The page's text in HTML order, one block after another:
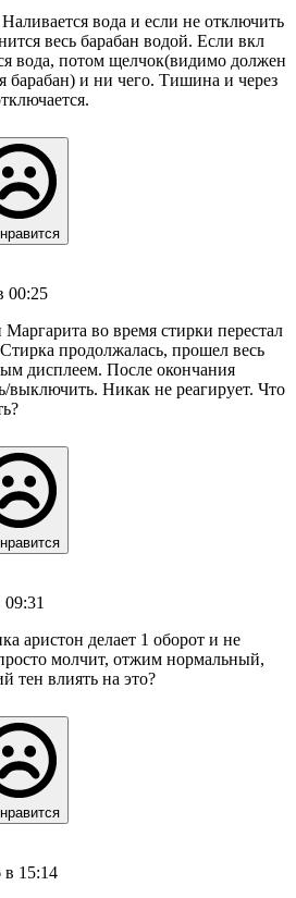
вода и если не отключить
весь барабан водой. Если вкл
вода, потом щелчок(видимо должен
барабан) и ни чего. Тишина и через
00:25
во время стирки перестал
продолжалась, прошел весь
дисплеем. После окончания
выключить. Никак не реагирует. Что
аристон делает 1 оборот и не
молчит, отжим нормальный,
тен влиять на это?
в 15:14